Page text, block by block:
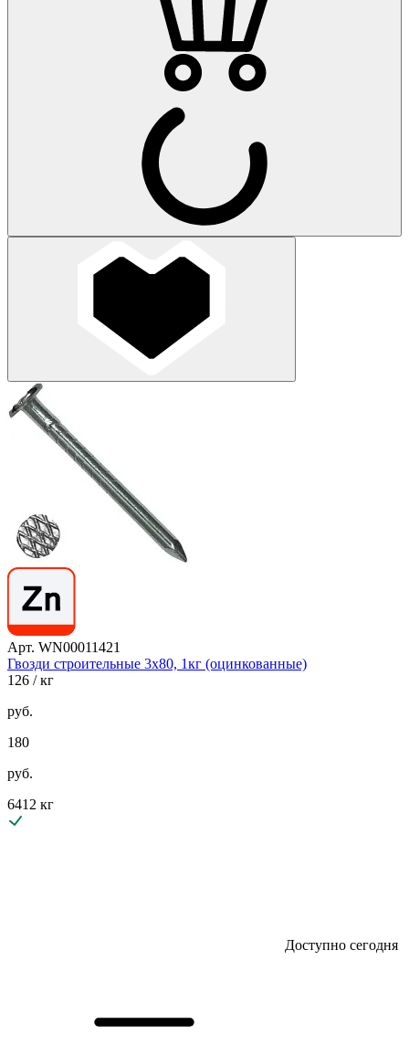
Арт. WN00011421
Гвозди строительные 3х80, 1кг (оцинкованные)
126 / кг
руб.
180
руб.
6412 кг
Доступно сегодня